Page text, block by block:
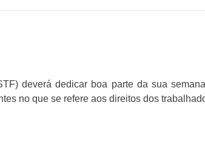
deverá dedicar boa parte da sua
no que se refere aos direitos dos